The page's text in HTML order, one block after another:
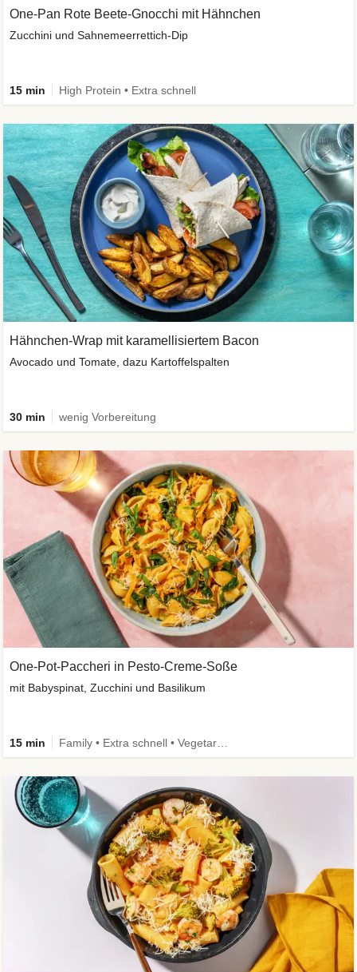
One-Pan Rote Beete-Gnocchi mit Hähnchen
Zucchini und Sahnemeerrettich-Dip
15 min High Protein • Extra schnell
Hähnchen-Wrap mit karamellisiertem Bacon
Avocado und Tomate, dazu Kartoffelspalten
30 min wenig Vorbereitung
One-Pot-Paccheri in Pesto-Creme-Soße
mit Babyspinat, Zucchini und Basilikum
15 min